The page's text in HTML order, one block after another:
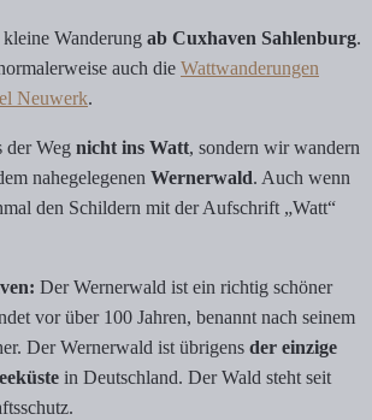
Wanderung ab Cuxhaven Sahlenburg.
auch die Wattwanderungen
Neuwerk.
der Weg nicht ins Watt, sondern wir wandern
nahegelegenen Wernerwald. Auch wenn
den Schildern mit der Aufschrift „Watt“
Der Wernerwald ist ein richtig schöner
vor über 100 Jahren, benannt nach seinem
Der Wernerwald ist übrigens der einzige
in Deutschland. Der Wald steht seit